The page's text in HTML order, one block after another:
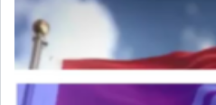
COURS DU JOUR
ANALYSE QUOTIDIENNE